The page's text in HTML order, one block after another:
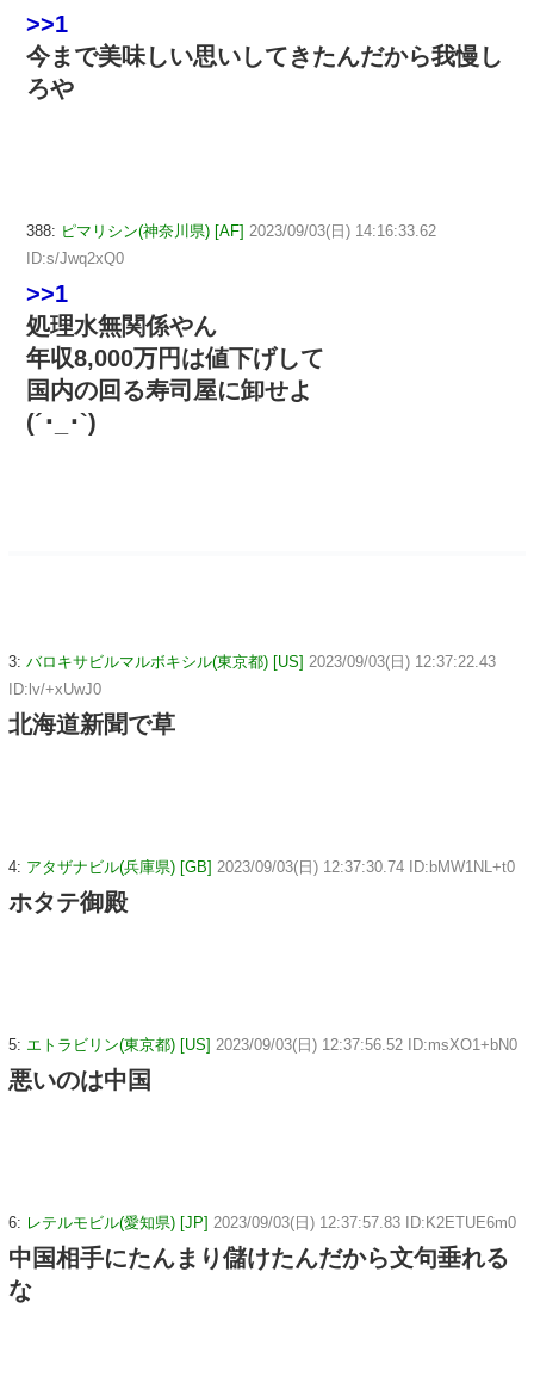
>>1
今まで美味しい思いしてきたんだから我慢し
ろや
388: ピマリシン(神奈川県) [AF] 2023/09/03(日) 14:16:33.62
ID:s/Jwq2xQ0
>>1
処理水無関係やん
年収8,000万円は値下げして
国内の回る寿司屋に卸せよ
(´･_･`)
3: バロキサビルマルボキシル(東京都) [US] 2023/09/03(日) 12:37:22.43
ID:lv/+xUwJ0
北海道新聞で草
4: アタザナビル(兵庫県) [GB] 2023/09/03(日) 12:37:30.74 ID:bMW1NL+t0
ホタテ御殿
5: エトラビリン(東京都) [US] 2023/09/03(日) 12:37:56.52 ID:msXO1+bN0
悪いのは中国
6: レテルモビル(愛知県) [JP] 2023/09/03(日) 12:37:57.83 ID:K2ETUE6m0
中国相手にたんまり儲けたんだから文句垂れる
な